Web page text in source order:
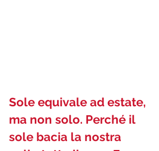
Sole equivale ad estate,
ma non solo. Perché il
sole bacia la nostra